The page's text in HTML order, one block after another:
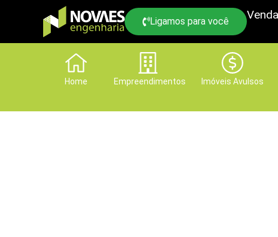
Ligamos para você
Home Empreendimentos Imóveis Avulsos